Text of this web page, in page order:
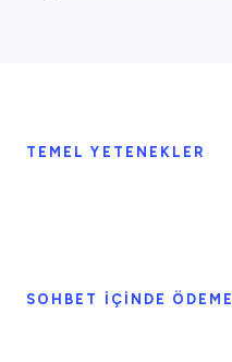
TEMEL YETENEKLER
SOHBET IÇINDE ÖDEME